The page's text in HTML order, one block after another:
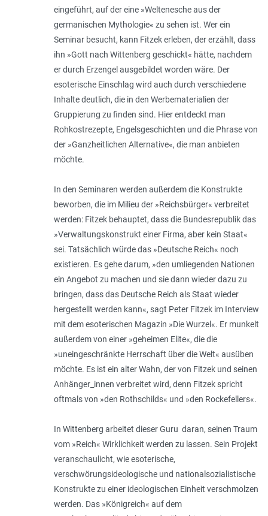
eingeführt, auf der eine »Weltenesche aus der
germanischen Mythologie« zu sehen ist. Wer ein
Seminar besucht, kann Fitzek erleben, der erzählt, dass
ihn »Gott nach Wittenberg geschickt« hätte, nachdem
er durch Erzengel ausgebildet worden wäre. Der
esoterische Einschlag wird auch durch verschiedene
Inhalte deutlich, die in den Werbematerialien der
Gruppierung zu finden sind. Hier entdeckt man
Rohkostrezepte, Engelsgeschichten und die Phrase von
der »Ganzheitlichen Alternative«, die man anbieten
möchte.
In den Seminaren werden außerdem die Konstrukte
beworben, die im Milieu der »Reichsbürger« verbreitet
werden: Fitzek behauptet, dass die Bundesrepublik das
»Verwaltungskonstrukt einer Firma, aber kein Staat«
sei. Tatsächlich würde das »Deutsche Reich« noch
existieren. Es gehe da­rum, »den umliegenden Nationen
ein Angebot zu machen und sie dann wieder dazu zu
bringen, dass das Deutsche Reich als Staat wieder
hergestellt werden kann«, sagt Peter Fitzek im Interview
mit dem esoterischen Magazin »Die Wurzel«. Er munkelt
außerdem von einer »geheimen Elite«, die die
»uneingeschränkte Herrschaft über die Welt« ausüben
möchte. Es ist ein alter Wahn, der von Fitzek und seinen
Anhänger_innen verbreitet wird, denn Fitzek spricht
oftmals von »den Rothschilds« und »den Rockefellers«.
In Wittenberg arbeitet dieser Guru daran, seinen Traum
vom »Reich« Wirklichkeit werden zu lassen. Sein Projekt
veranschaulicht, wie esoterische,
verschwörungsideologische und nationalsozialistische
Konstrukte zu einer ideologischen Einheit verschmolzen
werden. Das »Königreich« auf dem